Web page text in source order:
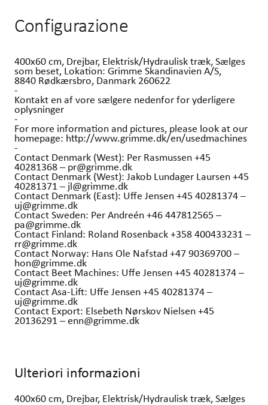
Configurazione
400x60 cm, Drejbar, Elektrisk/Hydraulisk træk, Sælges
som beset, Lokation: Grimme Skandinavien A/S,
8840 Rødkærsbro, Danmark 260622
-
Kontakt en af vore sælgere nedenfor for yderligere
oplysninger
-
For more information and pictures, please look at our
homepage: http://www.grimme.dk/en/usedmachines
-
Contact Denmark (West): Per Rasmussen +45
40281368 – pr@grimme.dk
Contact Denmark (West): Jakob Lundager Laursen +45
40281371 – jl@grimme.dk
Contact Denmark (East): Uffe Jensen +45 40281374 –
uj@grimme.dk
Contact Sweden: Per Andreén +46 447812565 –
pa@grimme.dk
Contact Finland: Roland Rosenback +358 400433231 –
rr@grimme.dk
Contact Norway: Hans Ole Nafstad +47 90369700 –
hon@grimme.dk
Contact Beet Machines: Uffe Jensen +45 40281374 –
uj@grimme.dk
Contact Asa-Lift: Uffe Jensen +45 40281374 –
uj@grimme.dk
Contact Export: Elsebeth Nørskov Nielsen +45
20136291 – enn@grimme.dk
Ulteriori informazioni
400x60 cm, Drejbar, Elektrisk/Hydraulisk træk, Sælges